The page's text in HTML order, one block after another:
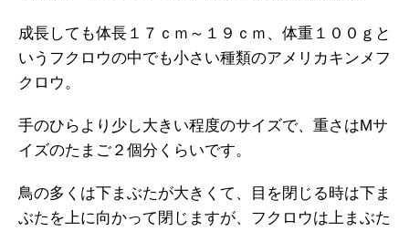
成長しても体長１７ｃｍ～１９ｃｍ、体重１００ｇと
いうフクロウの中でも小さい種類のアメリカキンメフ
クロウ。
手のひらより少し大きい程度のサイズで、重さはMサ
イズのたまご２個分くらいです。
鳥の多くは下まぶたが大きくて、目を閉じる時は下ま
ぶたを上に向かって閉じますが、フクロウは上まぶた